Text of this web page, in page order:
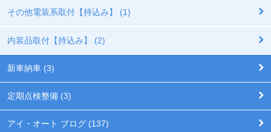
その他電装系取付【持込み】 (1)
内装品取付【持込み】 (2)
新車納車 (3)
定期点検整備 (3)
アイ・オート ブログ (137)